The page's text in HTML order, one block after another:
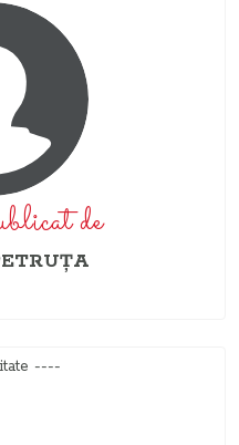
de
----